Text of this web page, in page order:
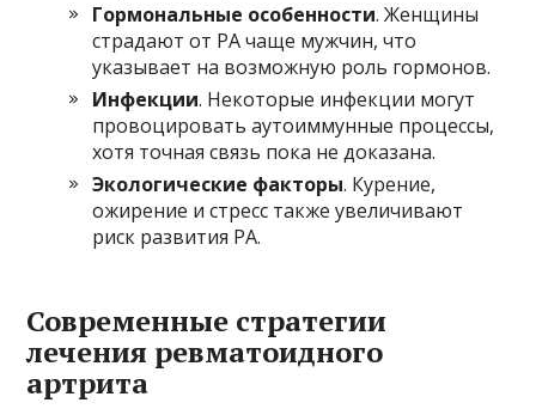
Гормональные особенности. Женщины
страдают от РА чаще мужчин, что
указывает на возможную роль гормонов.
Инфекции. Некоторые инфекции могут
провоцировать аутоиммунные процессы,
хотя точная связь пока не доказана.
Экологические факторы. Курение,
ожирение и стресс также увеличивают
риск развития РА.
Современные стратегии
лечения ревматоидного
артрита